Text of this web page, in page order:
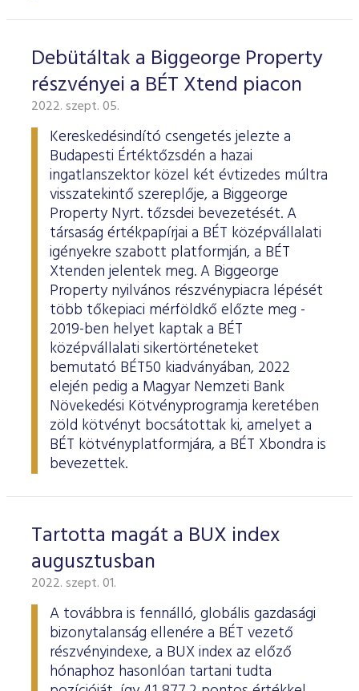
Debütáltak a Biggeorge Property
részvényei a BÉT Xtend piacon
2022. szept. 05.
Kereskedésindító csengetés jelezte a
Budapesti Értéktőzsdén a hazai
ingatlanszektor közel két évtizedes múltra
visszatekintő szereplője, a Biggeorge
Property Nyrt. tőzsdei bevezetését. A
társaság értékpapírjai a BÉT középvállalati
igényekre szabott platformján, a BÉT
Xtenden jelentek meg. A Biggeorge
Property nyilvános részvénypiacra lépését
több tőkepiaci mérföldkő előzte meg -
2019-ben helyet kaptak a BÉT
középvállalati sikertörténeteket
bemutató BÉT50 kiadványában, 2022
elején pedig a Magyar Nemzeti Bank
Növekedési Kötvényprogramja keretében
zöld kötvényt bocsátottak ki, amelyet a
BÉT kötvényplatformjára, a BÉT Xbondra is
bevezettek.
Tartotta magát a BUX index
augusztusban
2022. szept. 01.
A továbbra is fennálló, globális gazdasági
bizonytalanság ellenére a BÉT vezető
részvényindexe, a BUX index az előző
hónaphoz hasonlóan tartani tudta